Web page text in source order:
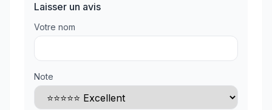
Laisser un avis
Votre nom
Note